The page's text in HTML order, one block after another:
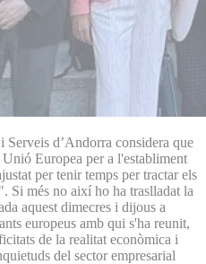
d’Andorra considera que
Europea per a l'establiment
per tenir temps per tractar els
Si més no així ho ha traslladat la
aquest dimecres i dijous a
europeus amb qui s'ha reunit,
de la realitat econòmica i
del sector empresarial